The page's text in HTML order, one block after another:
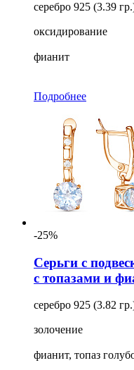
серебро 925 (3.39
оксидирование
фианит
Подробнее
-25%
Серьги с
с топазами и
серебро 925 (3.82
золочение
фианит, топаз